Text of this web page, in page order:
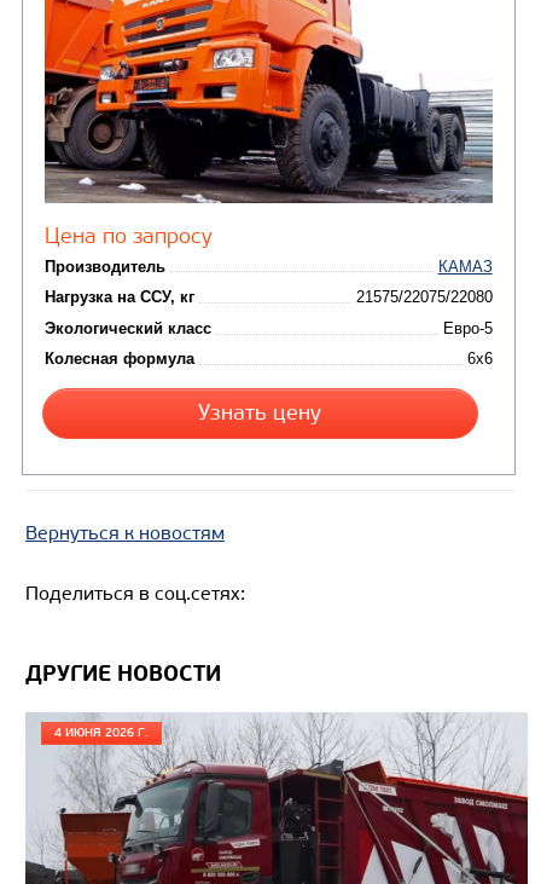
Узнать цену
СЕДЕЛЬНЫЙ ТЯГАЧ КАМАЗ 65209
Цена по запросу
Производитель
Нагрузка на ССУ, кг
Экологический класс
Колесная формула
Вернуться к новостям
Поделиться в соц.сетях:
ДРУГИЕ НОВОСТИ
4 ИЮНЯ 2026 Г.